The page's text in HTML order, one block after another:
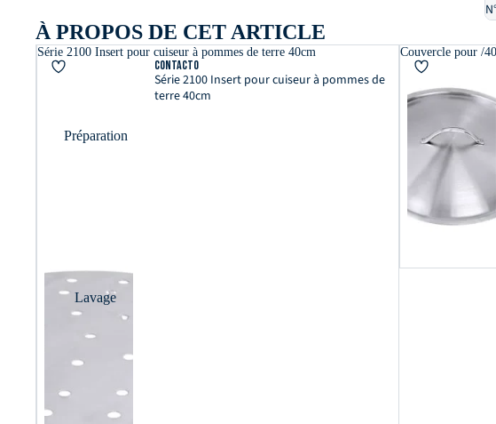
Préparation
Lavage
À PROPOS DE CET ARTICLE
Série 2100 Insert pour cuiseur à pommes de terre 40cm
Contacto
Série 2100 Insert pour cuiseur à pommes de
terre 40cm
Couvercle pour /